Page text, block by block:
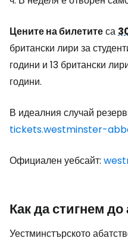
Цените на билетитеса
британски лири за
години и 13 британски
години.
В идеалния случай
tickets.westminster-
Официален уебсайт:
Как да стигнем до
Уестминстърското